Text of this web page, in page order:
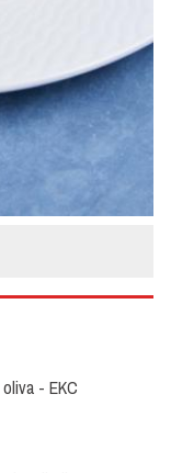
- EKC